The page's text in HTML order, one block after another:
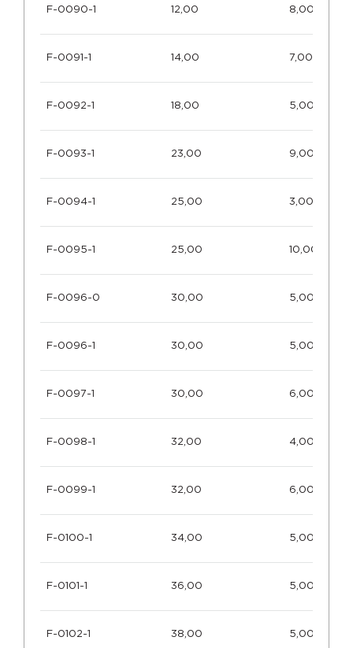
F-0090-1 12,00 8,00
F-0091-1 14,00 7,00
F-0092-1 18,00 5,00
F-0093-1 23,00 9,00
F-0094-1 25,00 3,00
F-0095-1 25,00 10,00
F-0096-0 30,00 5,00
F-0096-1 30,00 5,00
F-0097-1 30,00 6,00
F-0098-1 32,00 4,00
F-0099-1 32,00 6,00
F-0100-1 34,00 5,00
F-0101-1 36,00 5,00
F-0102-1 38,00 5,00